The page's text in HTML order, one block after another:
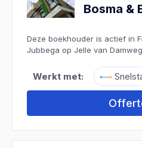
Bosma &
Deze boekhouder is actief in
Jubbega op Jelle van Damweg
Werkt met: